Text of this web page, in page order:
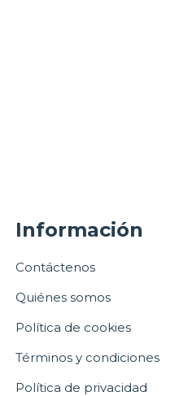
Información
Contáctenos
Quiénes somos
Política de cookies
Términos y condiciones
Política de privacidad